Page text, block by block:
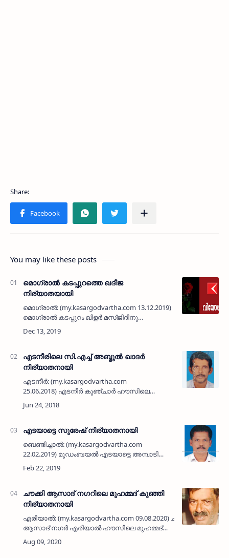
You may like these posts
മൊഗ്രാല്‍ കടപ്പുറത്തെ ഖദീജ
നിര്യാതയായി
മൊഗ്രാല്‍: (my.kasargodvartha.com 13.12.2019)
മൊഗ്രാല്‍ കടപ്പുറം ഖിളര്‍ മസ്ജിദിനു
സമീപത്തെ പരേതനായ എം പി സുലൈമാന്‍
മുസ്‌ലിയാരുടെ ഭാര്യ ഖദീജ (69)
എടനീരിലെ സി.എച്ച് അബ്ദുല്‍ ഖാദര്‍
നിര്യാതനായി
എടനീര്‍: (my.kasargodvartha.com
25.06.2018) എടനീര്‍ കുഞ്ചാര്‍ ഹൗസിലെ
സി.എച്ച് അബ്ദുല്‍ ഖാദര്‍ (65) നിര്യാതനായി.
മുസ്ലിം ലീഗ് പ്രവര്‍ത്തകനും ദീര്‍ഘകാലം
എടയാട്ടെ സുരേഷ് നിര്യാതനായി
ബെണ്ടിച്ചാല്‍: (my.kasargodvartha.com
22.02.2019) മൂഡംബയല്‍ എടയാട്ടെ അമ്പാടി
-ചിരുദ ദമ്പതികളുടെ മകന്‍ സുരേഷ് (45)
നിര്യാതനായി. വൃക്കരോഗത്തെ തുടര്‍ന്ന്
ചൗക്കി ആസാദ് നഗറിലെ മുഹമ്മദ് കുഞ്ഞി
നിര്യാതനായി
എരിയാൽ: (my.kasargodvartha.com 09.08.2020) ചൗക്കി
ആസാദ് നഗർ എരിയാൽ ഹൗസിലെ മുഹമ്മദ്
കുഞ്ഞി (58) നിര്യാതനായി. എരിയാൽ
അബൂബക്കർ - ഖദീജ ദമ്പതികളുടെ മകനാണ്.